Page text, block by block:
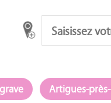
Artigues-